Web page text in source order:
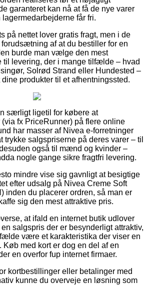
garanteret kan nå at få de nye varer
får fri.
på nettet lover gratis fragt, men i de
af at du bestiller for en
burde man vælge den mest
til levering, der i mange tilfælde – hvad
Solrød Strand eller Hundested –
produkter til et afhentningssted.
særligt ligetil for købere at
fx PriceRunner) på flere online
har masser af Nivea e-forretninger
trykke salgspriserne på deres varer – til
også til mænd og kvinder –
nogle gange sikre fragtfri levering.
mindre vise sig gavnligt at besigtige
efter udsalg på Nivea Creme Soft
inden du placerer ordren, så man er
sig den mest attraktive pris.
at ifald en internet butik udlover
salgspris der er besynderligt attraktiv,
være et karakteristika der viser en
med kort er dog en del af en
en overfor fup internet firmaer.
kortbestillinger eller betalinger med
kunne du overveje en løsning som